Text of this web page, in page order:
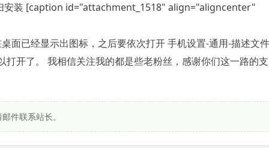
安装 [caption id="attachment_1518" align="aligncenter"
已经显示出图标，之后要依次打开 手机设置-通用-描述文
开了。 我相信关注我的都是些老粉丝，感谢你们这一路的支
件联系站长。